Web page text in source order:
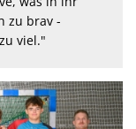
zu brav -
viel."